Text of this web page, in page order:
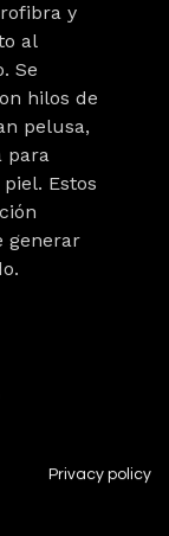
y
al
Se
hilos de
pelusa,
para
Estos
generar
al
Privacy policy